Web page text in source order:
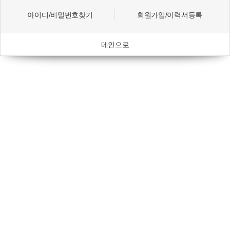
아이디/비밀번호찾기 회원가입/이력서등록
메인으로